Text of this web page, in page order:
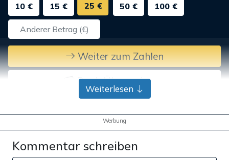
10 €
15 € 25 € 50 € 100 €
Weiter zum Zahlen
Bank-Überweisung
Weiterlesen
Werbung
Kommentar schreiben